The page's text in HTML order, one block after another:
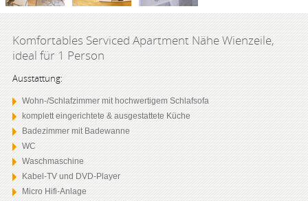
Komfortables Serviced Apartment Nähe Wienzeile,
ideal für 1 Person
Ausstattung:
Wohn-/Schlafzimmer mit hochwertigem Schlafsofa
komplett eingerichtete & ausgestattete Küche
Badezimmer mit Badewanne
WC
Waschmaschine
Kabel-TV und DVD-Player
Micro Hifi-Anlage